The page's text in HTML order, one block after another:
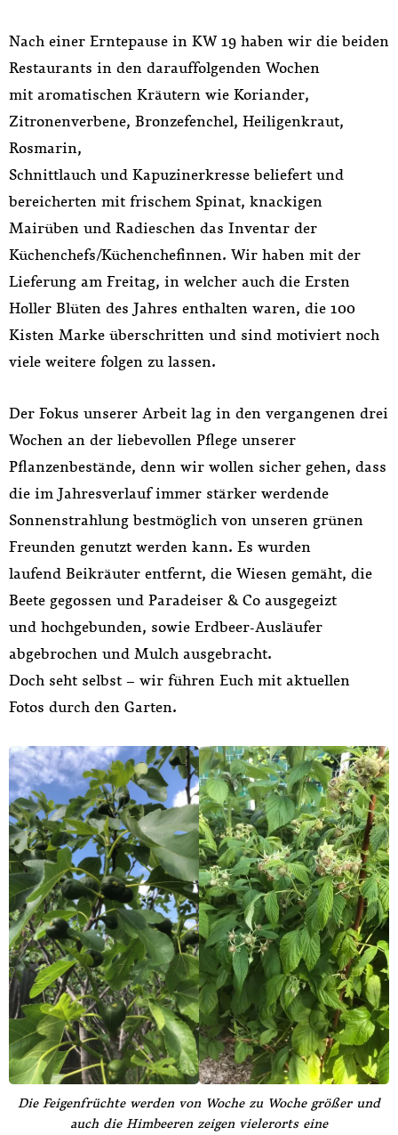
Nach einer Erntepause in KW 19 haben wir die beiden
Restaurants in den darauffolgenden Wochen
mit aromatischen Kräutern wie Koriander,
Zitronenverbene, Bronzefenchel, Heiligenkraut,
Rosmarin,
Schnittlauch und Kapuzinerkresse beliefert und
bereicherten mit frischem Spinat, knackigen
Mairüben und Radieschen das Inventar der
Küchenchefs/Küchenchefinnen. Wir haben mit der
Lieferung am Freitag, in welcher auch die Ersten
Holler Blüten des Jahres enthalten waren, die 100
Kisten Marke überschritten und sind motiviert noch
viele weitere folgen zu lassen.
Der Fokus unserer Arbeit lag in den vergangenen drei
Wochen an der liebevollen Pflege unserer
Pflanzenbestände, denn wir wollen sicher gehen, dass
die im Jahresverlauf immer stärker werdende
Sonnenstrahlung bestmöglich von unseren grünen
Freunden genutzt werden kann. Es wurden
laufend Beikräuter entfernt, die Wiesen gemäht, die
Beete gegossen und Paradeiser & Co ausgegeizt
und hochgebunden, sowie Erdbeer-Ausläufer
abgebrochen und Mulch ausgebracht.
Doch seht selbst – wir führen Euch mit aktuellen
Fotos durch den Garten.
Die Feigenfrüchte werden von Woche zu Woche größer und
auch die Himbeeren zeigen vielerorts eine